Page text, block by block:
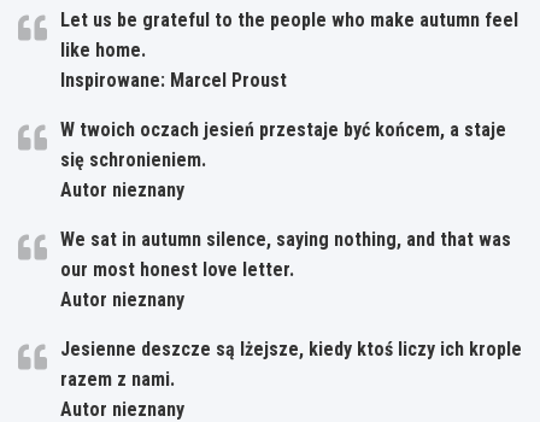
Let us be grateful to the people who make autumn feel
like home.
Inspirowane: Marcel Proust
W twoich oczach jesień przestaje być końcem, a staje
się schronieniem.
Autor nieznany
We sat in autumn silence, saying nothing, and that was
our most honest love letter.
Autor nieznany
Jesienne deszcze są lżejsze, kiedy ktoś liczy ich krople
razem z nami.
Autor nieznany